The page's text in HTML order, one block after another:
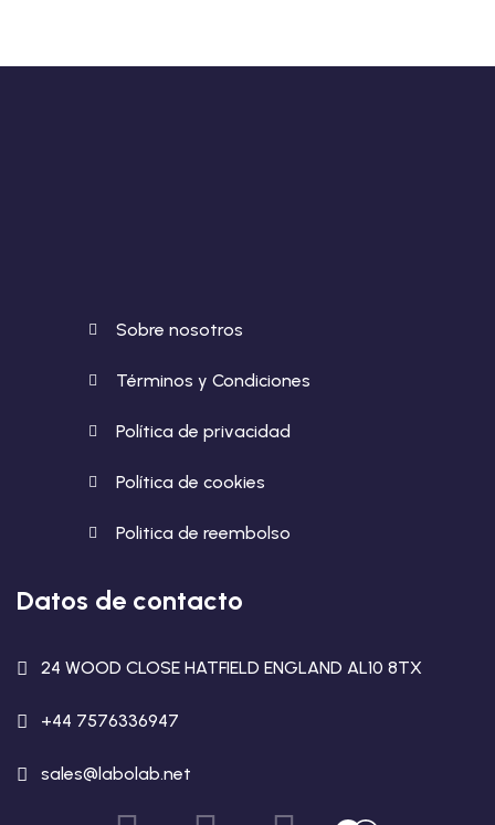
Sobre nosotros
Términos y Condiciones
Política de privacidad
Política de cookies
Politica de reembolso
Datos de contacto
24 WOOD CLOSE HATFIELD ENGLAND AL10 8TX
+44 7576336947
sales@labolab.net